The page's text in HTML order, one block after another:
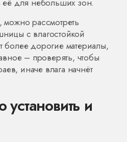
её для небольших зон.
рассмотреть
с влагостойкой
дорогие материалы,
– проверять, чтобы
иначе влага начнёт
и